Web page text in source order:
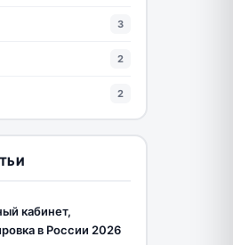
3
2
2
кабинет,
в России 2026